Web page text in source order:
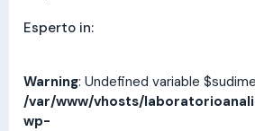
Esperto in:
Warning: Undefined variable
/var/www/vhosts/
wp-